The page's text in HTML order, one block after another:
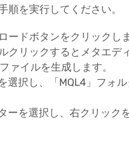
を実行してください。
ドボタンをクリックしま
リックするとメタエデ
ァイルを生成します。
択し、「MQL4」フォ
ーを選択し、右クリック